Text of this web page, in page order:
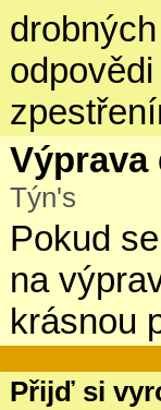
Výprava
Týn's
Pokud
na
krásnou
Přijď si